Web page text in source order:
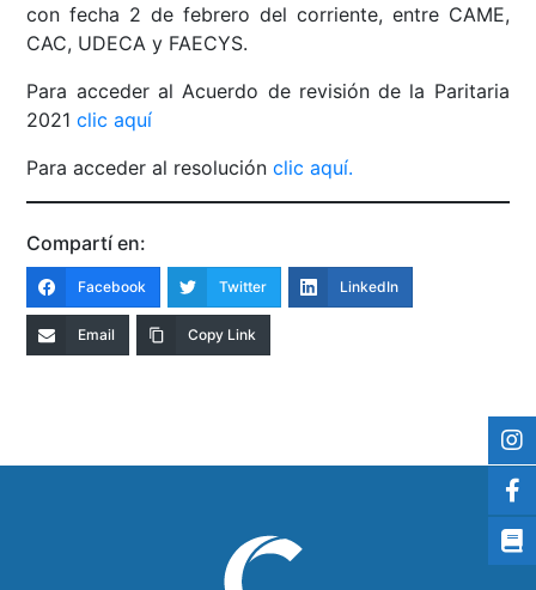
con fecha 2 de febrero del corriente, entre CAME,
CAC, UDECA y FAECYS.
Para acceder al Acuerdo de revisión de la Paritaria
2021clic aquí
Para acceder al resolución clic aquí.
Compartí en:
Facebook Twitter LinkedIn
Email Copy Link